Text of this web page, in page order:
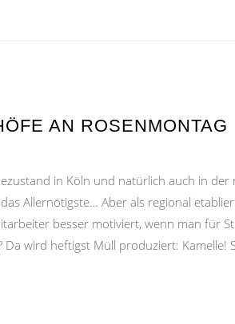
AN ROSENMONTAG
in Köln und natürlich auch in der
Allernötigste… Aber als regional
besser motiviert, wenn man für
wird heftigst Müll produziert: Kamelle!